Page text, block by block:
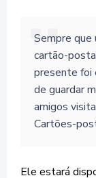
Sempre que
cartão-
presente foi
de guardar
amigos
Cartões-
Ele estará